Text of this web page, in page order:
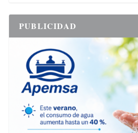
PUBLICIDAD